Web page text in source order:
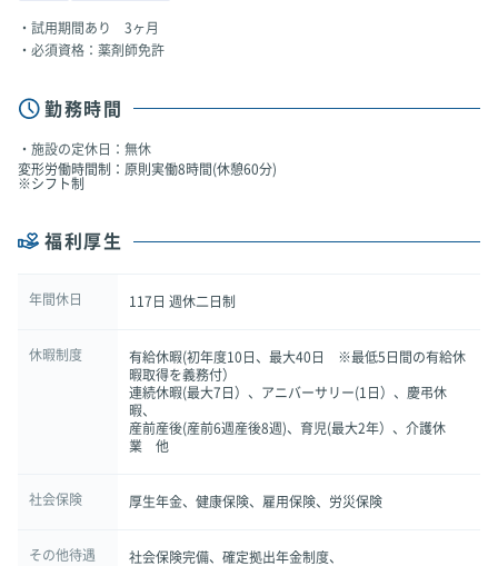
試用期間あり 3ヶ月
必須資格：薬剤師免許
勤務時間
施設の定休日：無休
変形労働時間制：原則実働8時間(休憩60分)
※シフト制
福利厚生
年間休日 117日 週休二日制
休暇制度
有給休暇(初年度10日、最大40日 ※最低5日間の有給休
暇取得を義務付）
連続休暇(最大7日）、アニバーサリー(1日）、慶弔休
暇、
産前産後(産前6週産後8週)、育児(最大2年）、介護休
業 他
社会保険 厚生年金、健康保険、雇用保険、労災保険
その他待遇
社会保険完備、確定拠出年金制度、